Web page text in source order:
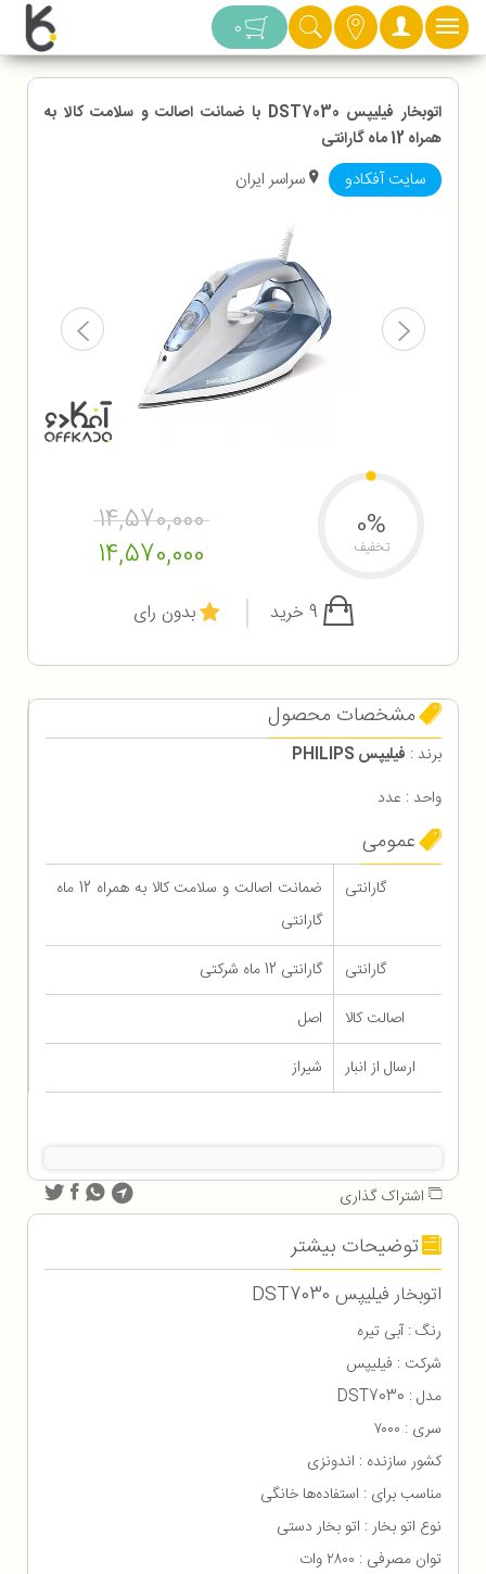
دسته بندی 0
اتوبخار فیلیپس DST7030 با ضمانت اصالت و سلامت کالا به
همراه 12 ماه گارانتی
سایت آفکادو سراسر ایران
14,570,000
14,570,000
0%
تخفیف
بدون رای
مشخصات محصول
برند : فیلیپس PHILIPS
واحد : عدد
عمومی
گارانتی
ضمانت اصالت و سلامت کالا به همراه 12 ماه
گارانتی
گارانتی
گارانتی 12 ماه شرکتی
اصالت کالا
اصل
ارسال از انبار
شیراز
اشتراک گذاری
توضیحات بیشتر
اتوبخار فیلیپس DST7030
رنگ : آبی تیره
شرکت : فیلیپس
مدل : DST7030
سری : ۷۰۰۰
کشور سازنده : اندونزی
مناسب برای : استفاده‌ها خانگی
نوع اتو بخار : اتو بخار دستی
توان مصرفی : ۲۸۰۰ وات